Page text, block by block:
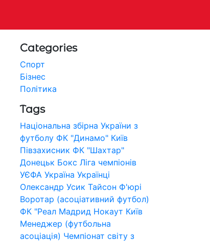
Categories
Спорт
Бізнес
Політика
Tags
Національна збірна України з
футболу ФК "Динамо" Київ
Півзахисник ФК "Шахтар"
Донецьк Бокс Ліга чемпіонів
УЄФА Україна Українці
Олександр Усик Тайсон Ф'юрі
Воротар (асоціативний футбол)
ФК "Реал Мадрид Нокаут Київ
Менеджер (футбольна
асоціація) Чемпіонат світу з